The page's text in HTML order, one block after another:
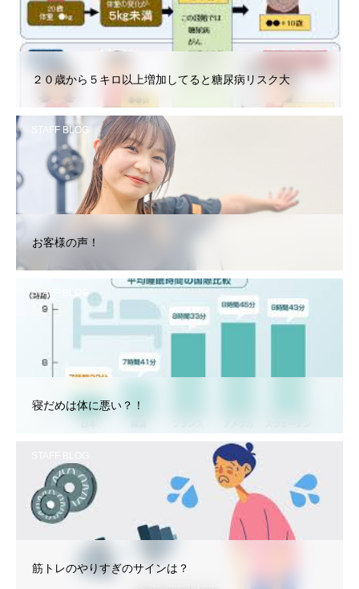
２０歳から５キロ以上増加してると糖尿病リスク大
STAFF BLOG
お客様の声！
STAFF BLOG
寝だめは体に悪い？！
筋トレのやりすぎのサインは？